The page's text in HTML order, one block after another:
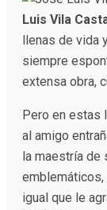
Luis Vila
llenas de vida
siempre
extensa obra,
Pero en estas
al amigo
la maestría de
emblemáticos,
igual que le